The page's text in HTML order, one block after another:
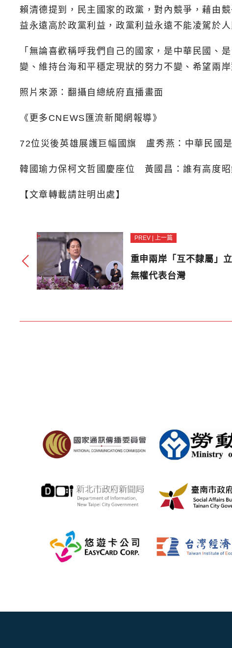
賴清德提到，民主國家的政黨，對內競爭，藉由
益永遠高於政黨利益，政黨利益永遠不能凌駕於人
「無論喜歡稱呼我們自己的國家，是中華民國、
變、維持台海和平穩定現狀的努力不變、希望兩
照片來源：翻攝自總統府直播畫面
《更多CNEWS匯流新聞網報導》
72位災後英雄展護巨幅國旗 盧秀燕：中華民國
韓國瑜力保柯文哲國慶座位 黃國昌：誰有高度昭
【文章轉載請註明出處】
PREV | 上一篇
重申兩岸「互不隸屬」
無權代表台灣